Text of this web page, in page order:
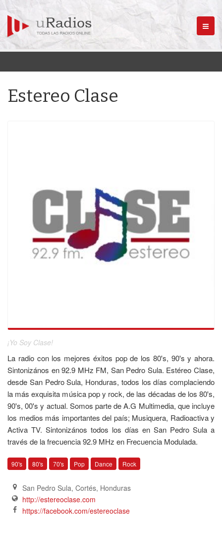
Menú
Estereo Clase
¡Yo Soy Clase!
La radio con los mejores éxitos pop de los 80's, 90's y ahora.
Sintonizános en 92.9 MHz FM, San Pedro Sula. Estéreo Clase,
desde San Pedro Sula, Honduras, todos los días complaciendo
la más exquisita música pop y rock, de las décadas de los 80's,
90's, 00's y actual. Somos parte de A.G Multimedia, que incluye
los medios más importantes del país; Musiquera, Radioactiva y
Activa TV. Sintonizános todos los días en San Pedro Sula a
través de la frecuencia 92.9 MHz en Frecuencia Modulada.
90's 80's 70's Pop Dance Rock
San Pedro Sula, Cortés, Honduras
http://estereoclase.com
https://facebook.com/estereoclase